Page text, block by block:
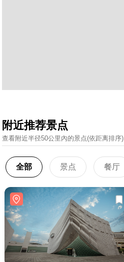
附近推荐景点
查看附近半径50公里內的景点(依距离排序)
全部 景点 餐厅